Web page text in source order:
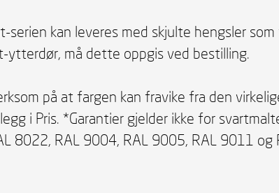
serien kan leveres med skjulte hengsler
ytterdør, må dette oppgis ved bestilling.
på at fargen kan fravike fra den
i Pris. *Garantier gjelder ikke for
8022, RAL 9004, RAL 9005, RAL 9011